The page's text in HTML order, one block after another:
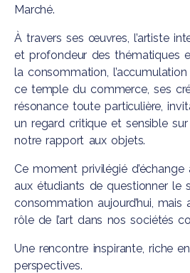
Marché.
À travers ses œuvres, l’artiste
et profondeur des thématiques
la consommation, l’accumulation
ce temple du commerce, ses
résonance toute particulière,
un regard critique et sensible
notre rapport aux objets.
Ce moment privilégié d’échange
aux étudiants de questionner le
consommation aujourd’hui, mais
rôle de l’art dans nos sociétés
Une rencontre inspirante, riche
perspectives.